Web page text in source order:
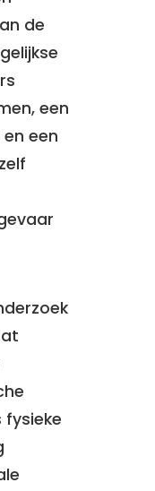
de
een
een